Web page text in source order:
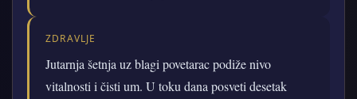
ZDRAVLJE
Jutarnja šetnja uz blagi povetarac podiže nivo
vitalnosti i čisti um. U toku dana posveti desetak